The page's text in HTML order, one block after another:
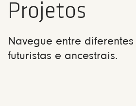
Projetos
Navegue entre
futuristas e ancestrais.